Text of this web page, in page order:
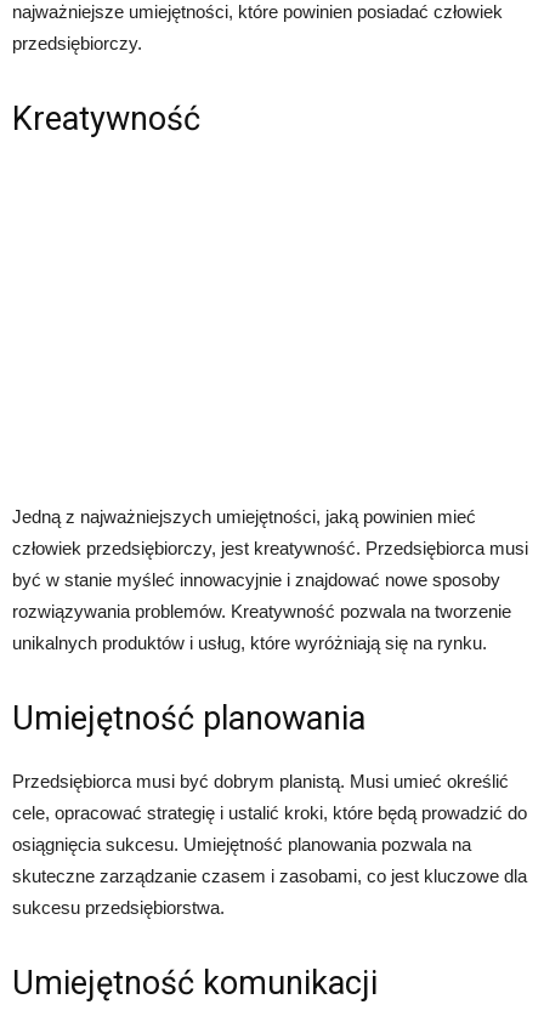
najważniejsze umiejętności, które powinien posiadać człowiek
przedsiębiorczy.
Kreatywność
Jedną z najważniejszych umiejętności, jaką powinien mieć
człowiek przedsiębiorczy, jest kreatywność. Przedsiębiorca musi
być w stanie myśleć innowacyjnie i znajdować nowe sposoby
rozwiązywania problemów. Kreatywność pozwala na tworzenie
unikalnych produktów i usług, które wyróżniają się na rynku.
Umiejętność planowania
Przedsiębiorca musi być dobrym planistą. Musi umieć określić
cele, opracować strategię i ustalić kroki, które będą prowadzić do
osiągnięcia sukcesu. Umiejętność planowania pozwala na
skuteczne zarządzanie czasem i zasobami, co jest kluczowe dla
sukcesu przedsiębiorstwa.
Umiejętność komunikacji